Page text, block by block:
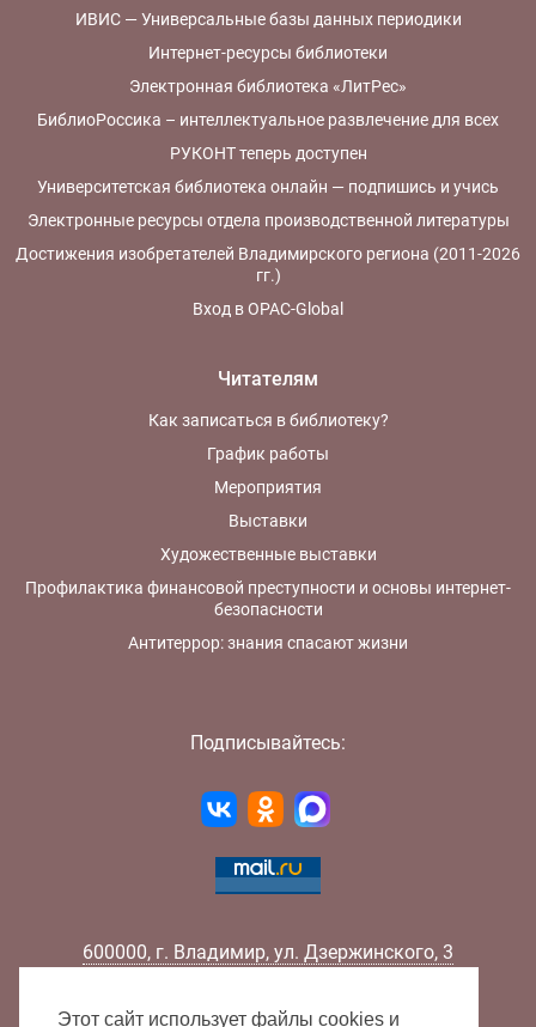
ИВИС — Универсальные базы данных периодики
Интернет-ресурсы библиотеки
Электронная библиотека «ЛитРес»
БиблиоРоссика – интеллектуальное развлечение для всех
РУКОНТ теперь доступен
Университетская библиотека онлайн — подпишись и учись
Электронные ресурсы отдела производственной литературы
Достижения изобретателей Владимирского региона (2011-2026
гг.)
Вход в OPAC-Global
Читателям
Как записаться в библиотеку?
График работы
Мероприятия
Выставки
Художественные выставки
Профилактика финансовой преступности и основы интернет-
безопасности
Антитеррор: знания спасают жизни
Подписывайтесь:
600000, г. Владимир, ул. Дзержинского, 3
Факс:
+7 (4922) 32-52-88
Этот сайт использует файлы cookies и